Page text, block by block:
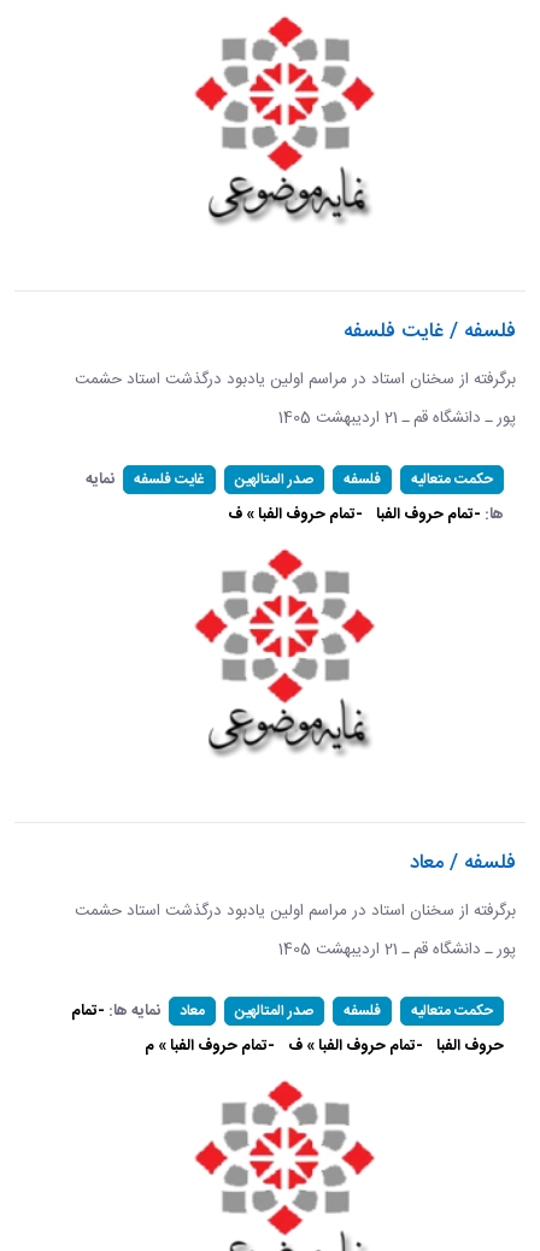
فلسفه / غایت فلسفه
برگرفته از سخنان استاد در مراسم اولین یادبود درگذشت استاد حشمت
پور ـ دانشگاه قم ـ 21 اردیبهشت 1405 ​​​​​​​
حکمت متعالیه فلسفه صدر المتالهین غایت فلسفه
نمایه
ها: -تمام حروف الفبا -تمام حروف الفبا » ف
فلسفه / معاد
برگرفته از سخنان استاد در مراسم اولین یادبود درگذشت استاد حشمت
پور ـ دانشگاه قم ـ 21 اردیبهشت 1405 ​​​​​​​
حکمت متعالیه فلسفه صدر المتالهین معاد نمایه ها: -تمام
حروف الفبا -تمام حروف الفبا » ف -تمام حروف الفبا » م